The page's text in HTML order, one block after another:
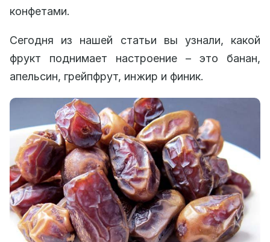
конфетами.
Сегодня из нашей статьи вы узнали, какой
фрукт поднимает настроение – это банан,
апельсин, грейпфрут, инжир и финик.